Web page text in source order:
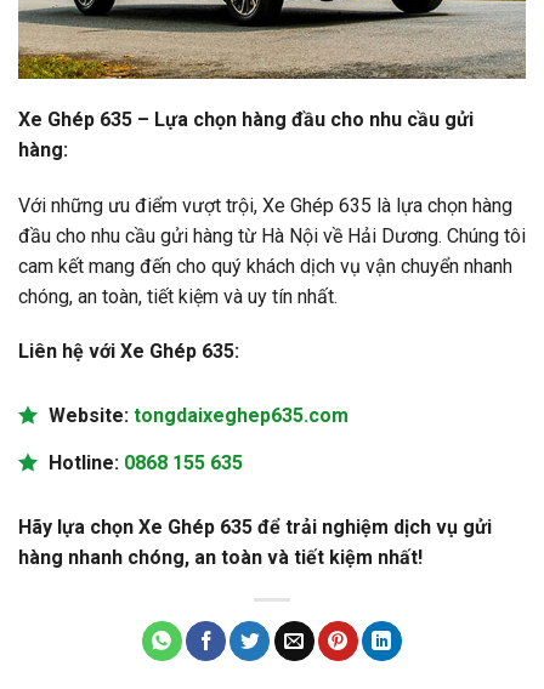
Xe Ghép 635 – Lựa chọn hàng đầu cho nhu cầu gửi
hàng:
Với những ưu điểm vượt trội, Xe Ghép 635 là lựa chọn hàng
đầu cho nhu cầu gửi hàng từ Hà Nội về Hải Dương. Chúng tôi
cam kết mang đến cho quý khách dịch vụ vận chuyển nhanh
chóng, an toàn, tiết kiệm và uy tín nhất.
Liên hệ với Xe Ghép 635:
Website: tongdaixeghep635.com
Hotline: 0868 155 635
Hãy lựa chọn Xe Ghép 635 để trải nghiệm dịch vụ gửi
hàng nhanh chóng, an toàn và tiết kiệm nhất!